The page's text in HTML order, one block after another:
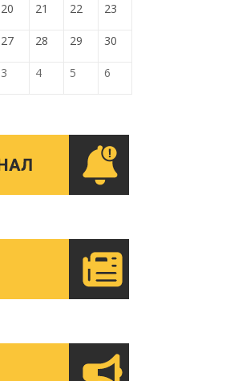
20 21 22 23
27 28 29 30
3 4 5 6